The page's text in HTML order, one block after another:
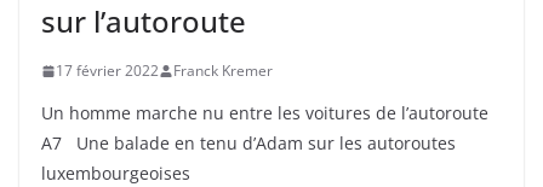
sur l’autoroute
17 février 2022 Franck Kremer
Un homme marche nu entre les voitures de l’autoroute
A7 Une balade en tenu d’Adam sur les autoroutes
luxembourgeoises